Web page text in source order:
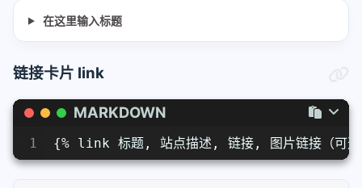
在这里输入标题
链接卡片 link
MARKDOWN
1 {% link 标题, 站点描述, 链接, 图片链接（可